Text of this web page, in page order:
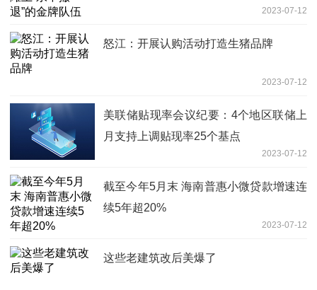
2023-07-12
怒江：开展认购活动打造生猪品牌
2023-07-12
美联储贴现率会议纪要：4个地区联储上
月支持上调贴现率25个基点
2023-07-12
截至今年5月末 海南普惠小微贷款增速连
续5年超20%
2023-07-12
这些老建筑改后美爆了